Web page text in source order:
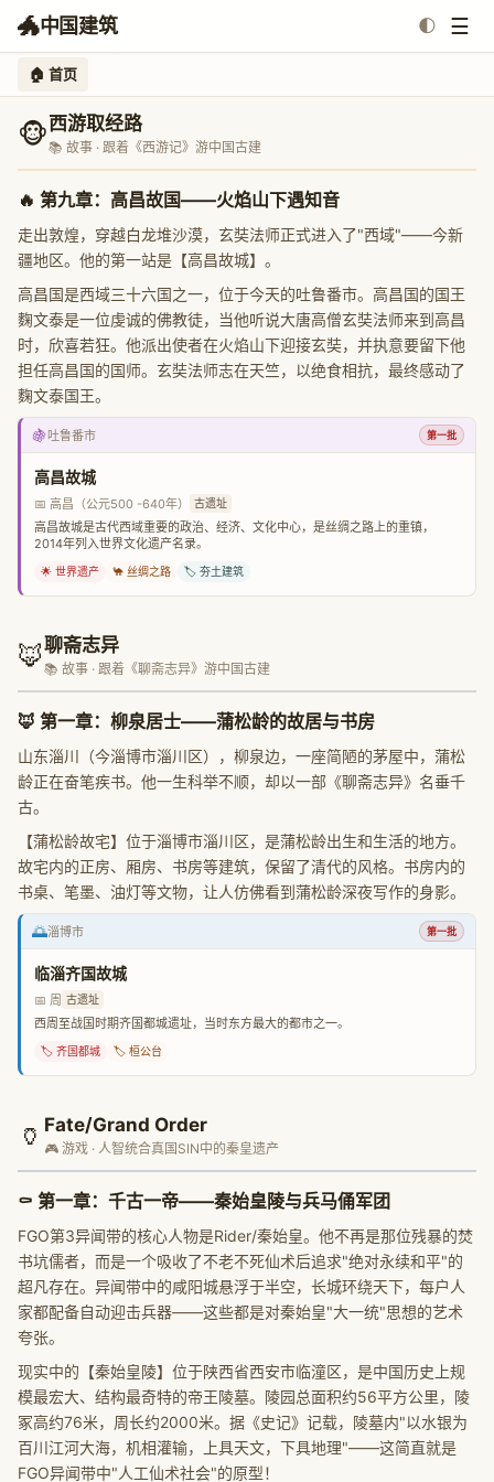
🐲中国建筑 🌓 ☰
🏠 首页
🐵西游取经路
📚 故事 · 跟着《西游记》游中国古建
🔥 第九章：高昌故国——火焰山下遇知音
走出敦煌，穿越白龙堆沙漠，玄奘法师正式进入了"西域"——今新
疆地区。他的第一站是【高昌故城】。
高昌国是西域三十六国之一，位于今天的吐鲁番市。高昌国的国王
麴文泰是一位虔诚的佛教徒，当他听说大唐高僧玄奘法师来到高昌
时，欣喜若狂。他派出使者在火焰山下迎接玄奘，并执意要留下他
担任高昌国的国师。玄奘法师志在天竺，以绝食相抗，最终感动了
麴文泰国王。
🍇吐鲁番市 第一批
高昌故城
📅 高昌（公元500 -640年） 古遗址
高昌故城是古代西域重要的政治、经济、文化中心，是丝绸之路上的重镇，
2014年列入世界文化遗产名录。
🌟 世界遗产 🐪 丝绸之路 🏷️ 夯土建筑
🦊聊斋志异
📚 故事 · 跟着《聊斋志异》游中国古建
🦊 第一章：柳泉居士——蒲松龄的故居与书房
山东淄川（今淄博市淄川区），柳泉边，一座简陋的茅屋中，蒲松
龄正在奋笔疾书。他一生科举不顺，却以一部《聊斋志异》名垂千
古。
【蒲松龄故宅】位于淄博市淄川区，是蒲松龄出生和生活的地方。
故宅内的正房、厢房、书房等建筑，保留了清代的风格。书房内的
书桌、笔墨、油灯等文物，让人仿佛看到蒲松龄深夜写作的身影。
🌅淄博市 第一批
临淄齐国故城
📅 周 古遗址
西周至战国时期齐国都城遗址，当时东方最大的都市之一。
🏷️ 齐国都城 🏷️ 桓公台
🏺 Fate/Grand Order
🎮 游戏 · 人智统合真国SIN中的秦皇遗产
⚰️ 第一章：千古一帝——秦始皇陵与兵马俑军团
FGO第3异闻带的核心人物是Rider/秦始皇。他不再是那位残暴的焚
书坑儒者，而是一个吸收了不老不死仙术后追求"绝对永续和平"的
超凡存在。异闻带中的咸阳城悬浮于半空，长城环绕天下，每户人
家都配备自动迎击兵器——这些都是对秦始皇"大一统"思想的艺术
夸张。
现实中的【秦始皇陵】位于陕西省西安市临潼区，是中国历史上规
模最宏大、结构最奇特的帝王陵墓。陵园总面积约56平方公里，陵
冢高约76米，周长约2000米。据《史记》记载，陵墓内"以水银为
百川江河大海，机相灌输，上具天文，下具地理"——这简直就是
FGO异闻带中"人工仙术社会"的原型！